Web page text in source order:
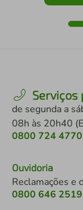
Serviços
de segunda a
08h às 20h40
0800 724 4770
Ouvidoria
Reclamações e
0800 646 2519